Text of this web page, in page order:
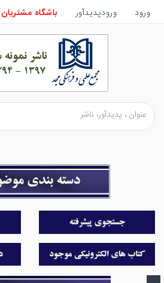
ورود ورودپدیدآور باشگاه مشتریان